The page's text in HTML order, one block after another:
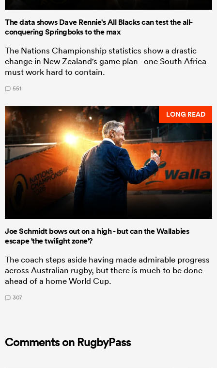
The data shows Dave Rennie's All Blacks can test the all-
conquering Springboks to the max
The Nations Championship statistics show a drastic
change in New Zealand's game plan - one South Africa
must work hard to contain.
551
LONG READ
Joe Schmidt bows out on a high - but can the Wallabies
escape 'the twilight zone'?
The coach steps aside having made admirable progress
across Australian rugby, but there is much to be done
ahead of a home World Cup.
307
Comments on RugbyPass